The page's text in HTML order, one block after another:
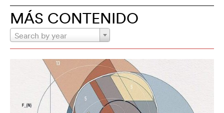
MÁS CONTENIDO
Search by year